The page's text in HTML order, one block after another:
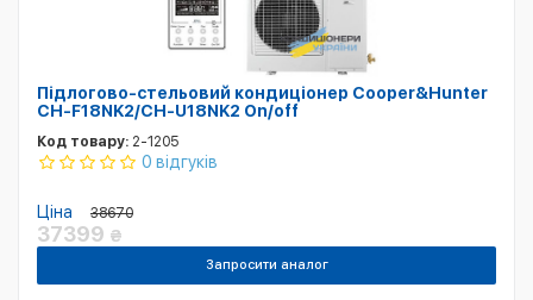
Підлогово-стельовий кондиціонер Cooper&Hunter
CH-F18NK2/CH-U18NK2 On/off
Код товару: 2-1205
0 відгуків
Ціна 38670
37399 ₴
Запросити аналог